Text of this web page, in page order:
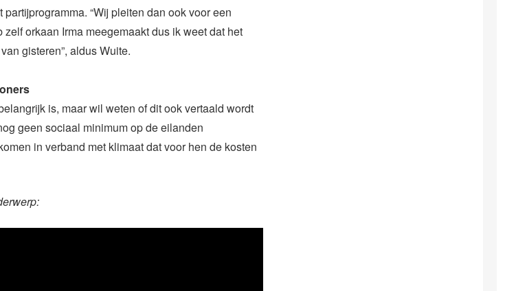
“Wij pleiten dan ook voor een
orkaan Irma meegemaakt dus ik weet dat het
gisteren”, aldus Wuite.
is, maar wil weten of dit ook vertaald wordt
geen sociaal minimum op de eilanden
in verband met klimaat dat voor hen de kosten